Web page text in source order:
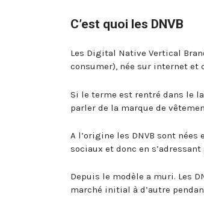
C’est quoi les DNVB
Les Digital Native Vertical
consumer), née sur internet et
Si le terme est rentré dans le
parler de la marque de
A l’origine les DNVB sont
sociaux et donc en
Depuis le modèle a muri. Les
marché initial à d’autre